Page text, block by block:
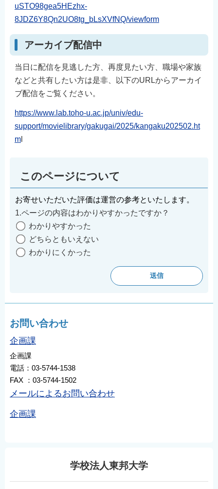
uSTO98gea5HEzhx-
8JDZ6Y8Qn2UO8tg_bLsXVfNQ/viewform
アーカイブ配信中
当日に配信を見逃した方、再度見たい方、職場や家族
などと共有したい方は是非、以下のURLからアーカイ
ブ配信をご覧ください。
https://www.lab.toho-u.ac.jp/univ/edu-
support/movielibrary/gakugai/2025/kangaku202502.ht
m
このページについて
お寄せいただいた評価は運営の参考といたします。
1.ページの内容はわかりやすかったですか？
わかりやすかった
どちらともいえない
わかりにくかった
お問い合わせ
企画課
企画課
電話：03-5744-1538
FAX ：03-5744-1502
メールによるお問い合わせ
企画課
学校法人東邦大学